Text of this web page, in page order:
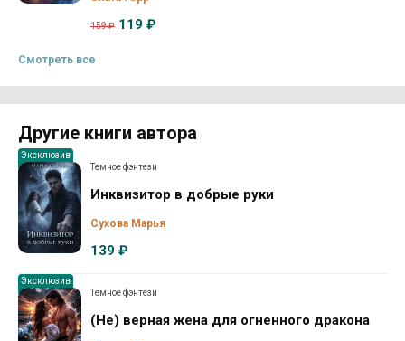
159 ₽ 119 ₽
Смотреть все
Другие книги автора
Эксклюзив
Темное фэнтези
Инквизитор в добрые руки
Сухова Марья
139 ₽
Эксклюзив
Темное фэнтези
(Не) верная жена для огненного дракона